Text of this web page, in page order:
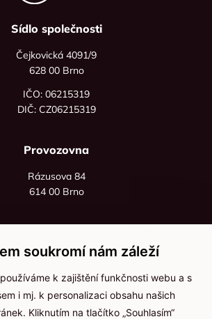
Sídlo společnosti
Čejkovická 4091/9
628 00 Brno
IČO: 06215319
DIČ: CZ06215319
Provozovna
Rázusova 84
614 00 Brno
+420 736 535 066
Po - pá: 8:00 - 16:00
info@jma-kam.cz
soukromí nám záleží
k zajištění funkčnosti webu a s
i mj. k personalizaci obsahu našich
Kliknutím na tlačítko „Souhlasím“